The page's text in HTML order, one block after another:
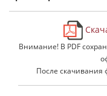
Внимание! В PDF
После скачивания